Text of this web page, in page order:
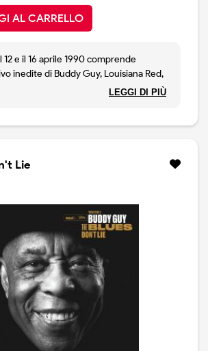
AL CARRELLO
12 e il 16 aprile 1990 comprende
inedite di Buddy Guy, Louisiana Red,
LEGGI DI PIÙ
Lie